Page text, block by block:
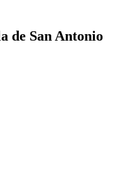
de San Antonio